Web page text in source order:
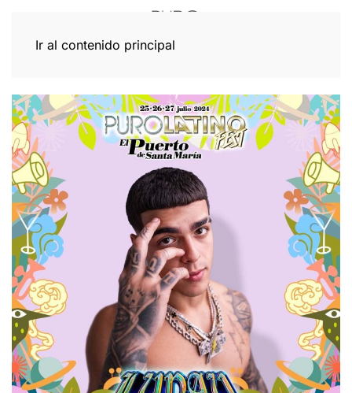
Ir al contenido principal